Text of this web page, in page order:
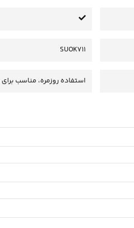
SUOK711
استفاده روزمره، مناسب